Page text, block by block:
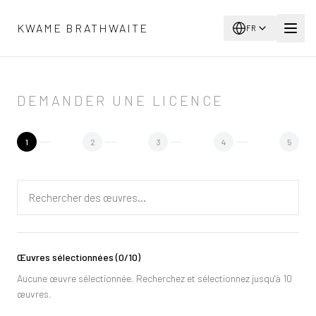
KWAME BRATHWAITE
FR
DEMANDER UNE LICENCE
1 2 3 4 5
Œuvres sélectionnées(0/10)
Aucune œuvre sélectionnée. Recherchez et sélectionnez jusqu'à 10
œuvres.